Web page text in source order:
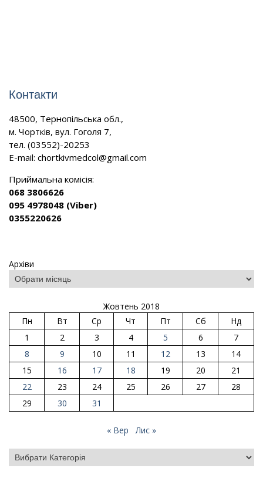
Контакти
48500, Тернопільська обл.,
м. Чортків, вул. Гоголя 7,
тел. (03552)-20253
E-mail: chortkivmedcol@gmail.com
Приймальна комісія:
068 3806626
095 4978048 (Viber)
0355220626
Архіви
Жовтень 2018
Пн
Вт Ср Чт Пт Сб
Нд
1
2 3 4 5 6
7
8
9 10 11 12 13
14
15
16 17 18 19 20
21
22
23 24 25 26 27
28
29
30 31
« Вер Лис »
Категорії